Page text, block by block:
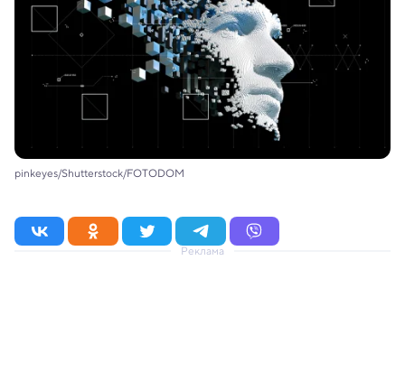
pinkeyes/Shutterstock/FOTODOM
Реклама